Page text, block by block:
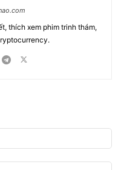
thích xem phim trinh thám,